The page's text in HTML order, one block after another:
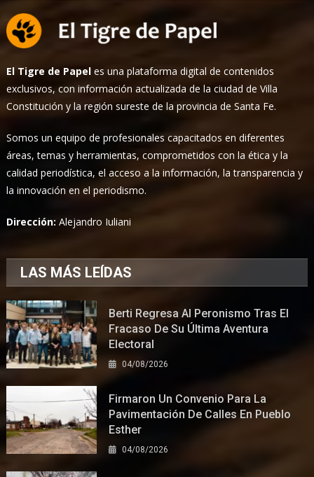
El Tigre de Papel es una plataforma digital de contenidos
exclusivos, con información actualizada de la ciudad de Villa
Constitución y la región sureste de la provincia de Santa Fe.
Somos un equipo de profesionales capacitados en diferentes
áreas, temas y herramientas, comprometidos con la ética y la
calidad periodística, el acceso a la información, la transparencia y
la innovación en el periodismo.
Dirección:Alejandro Iuliani
LAS MÁS LEÍDAS
Berti Regresa Al Peronismo Tras El
Fracaso De Su Última Aventura
Electoral
04/08/2026
Firmaron Un Convenio Para La
Pavimentación De Calles En Pueblo
Esther
04/08/2026